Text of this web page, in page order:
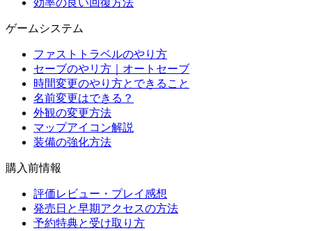
効率の良い回復方法
ゲームシステム
ファストトラベルのやり方
セーブのやリ方｜オートセーブ
時間変更のやり方とできること
名前変更はできる？
外観の変更方法
マップアイコン解説
装備の強化方法
購入前情報
評価レビュー・プレイ感想
発売日と早期アクセスの方法
予約特典と受け取り方